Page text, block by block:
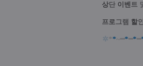
상단 이벤 트
프로 그램 할인
✲* *~━*━*━